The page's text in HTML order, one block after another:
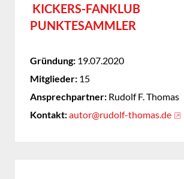
KICKERS-FANKLUB
PUNKTESAMMLER
Gründung: 19.07.2020
Mitglieder: 15
Ansprechpartner: Rudolf F. Thomas
Kontakt:autor@rudolf-thomas.de